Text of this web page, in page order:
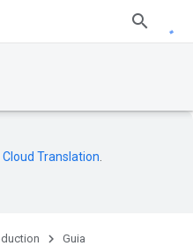
Cloud Translation
Guia